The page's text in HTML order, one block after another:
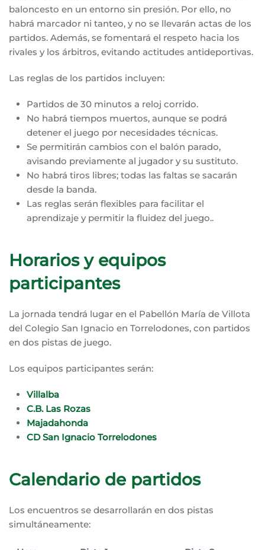
baloncesto en un entorno sin presión. Por ello, no
habrá marcador ni tanteo, y no se llevarán actas de los
partidos. Además, se fomentará el respeto hacia los
rivales y los árbitros, evitando actitudes antideportivas.
Las reglas de los partidos incluyen:
Partidos de 30 minutos a reloj corrido.
No habrá tiempos muertos, aunque se podrá
detener el juego por necesidades técnicas.
Se permitirán cambios con el balón parado,
avisando previamente al jugador y su sustituto.
No habrá tiros libres; todas las faltas se sacarán
desde la banda.
Las reglas serán flexibles para facilitar el
aprendizaje y permitir la fluidez del juego..
Horarios y equipos
participantes
La jornada tendrá lugar en el Pabellón María de Villota
del Colegio San Ignacio en Torrelodones, con partidos
en dos pistas de juego.
Los equipos participantes serán:
Villalba
C.B. Las Rozas
Majadahonda
CD San Ignacio Torrelodones
Calendario de partidos
Los encuentros se desarrollarán en dos pistas
simultáneamente: